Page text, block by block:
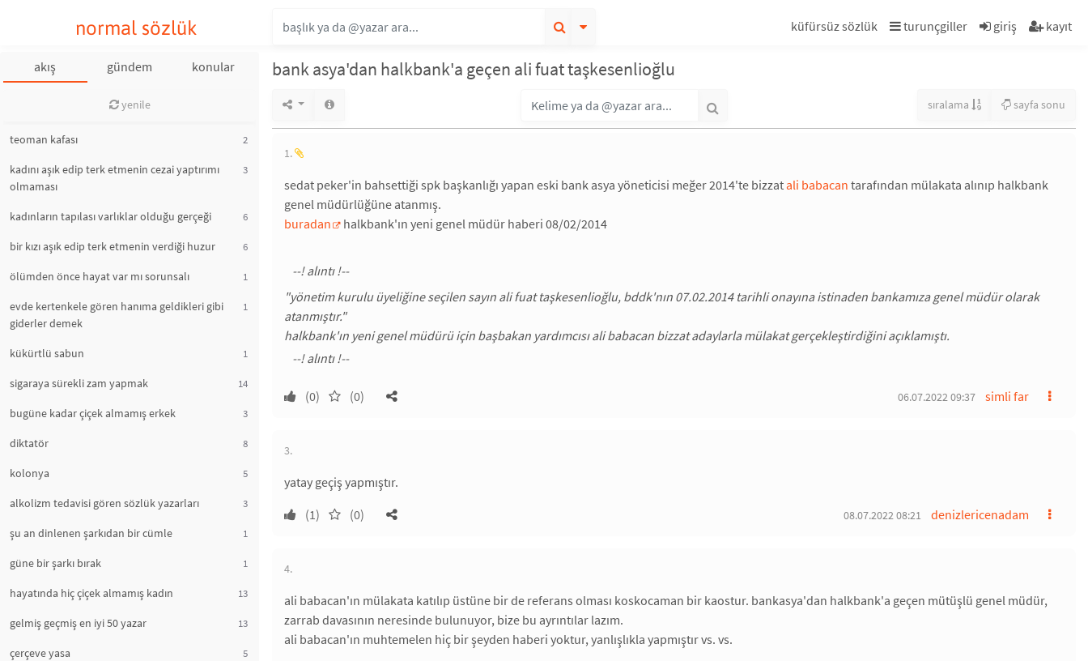
normal sözlük küfürsüz sözlük turunçgiller giriş kayıt
akış gündem konular
yenile
teoman kafası 2
kadını aşık edip terk etmenin cezai yaptırımı
olmaması
3
kadınların tapılası varlıklar olduğu gerçeği 6
bir kızı aşık edip terk etmenin verdiği huzur 6
ölümden önce hayat var mı sorunsalı 1
evde kertenkele gören hanıma geldikleri gibi
giderler demek
1
kükürtlü sabun 1
sigaraya sürekli zam yapmak 14
bugüne kadar çiçek almamış erkek 3
diktatör 8
kolonya 5
alkolizm tedavisi gören sözlük yazarları 3
şu an dinlenen şarkıdan bir cümle 1
güne bir şarkı bırak 1
hayatında hiç çiçek almamış kadın 13
gelmiş geçmiş en iyi 50 yazar 13
çerçeve yasa 5
bank asya'dan halkbank'a geçen ali fuat taşkesenlioğlu
sıralama sayfa sonu
1.
sedat peker'in bahsettiği spk başkanlığı yapan eski bank asya yöneticisi meğer 2014'te bizzatali babacan tarafından mülakata alınıp halkbank
genel müdürlüğüne atanmış.
buradan
halkbank'ın yeni genel müdür haberi 08/02/2014
"yönetim kurulu üyeliğine seçilen sayın ali fuat taşkesenlioğlu, bddk'nın 07.02.2014 tarihli onayına istinaden bankamıza genel müdür olarak
atanmıştır."
halkbank'ın yeni genel müdürü için başbakan yardımcısı ali babacan bizzat adaylarla mülakat gerçekleştirdiğini açıklamıştı.
(0) (0) simli far
06.07.2022 09:37
3.
yatay geçiş yapmıştır.
(1)
(0) denizlericenadam
08.07.2022 08:21
4.
ali babacan'ın mülakata katılıp üstüne bir de referans olması koskocaman bir kaostur. bankasya'dan halkbank'a geçen mütüşlü genel müdür,
zarrab davasının neresinde bulunuyor, bize bu ayrıntılar lazım.
ali babacan'ın muhtemelen hiç bir şeyden haberi yoktur, yanlışlıkla yapmıştır vs. vs.